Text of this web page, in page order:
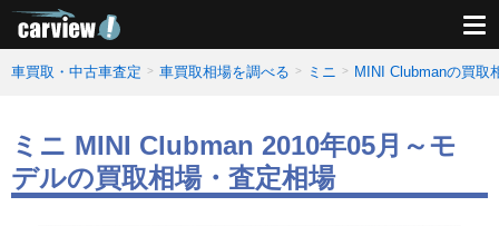
車買取・中古車査定 車買取相場を調べる ミニ MINI Clubmanの買取
ミニ MINI Clubman 2010年05月～モ
デルの買取相場・査定相場